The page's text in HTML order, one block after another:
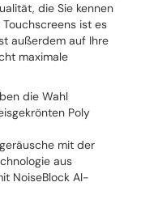
die Sie kennen
ist es
außerdem auf Ihre
maximale
die Wahl
Poly
mit der
aus
NoiseBlock AI-